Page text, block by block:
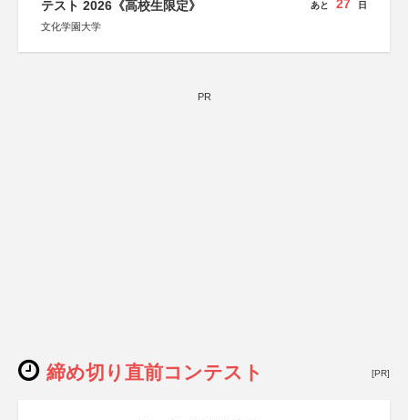
テスト 2026《高校生限定》
文化学園大学
あと 27 日
PR
締め切り直前コンテスト [PR]